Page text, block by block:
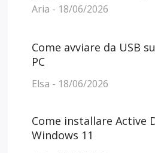
Aria - 18/06/2026
Come avviare da USB
PC
Elsa - 18/06/2026
Come installare Active
Windows 11